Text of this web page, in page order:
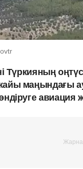
Түркияның
маңындағы